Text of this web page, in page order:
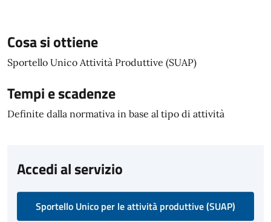
Cosa si ottiene
Sportello Unico Attività Produttive (SUAP)
Tempi e scadenze
Definite dalla normativa in base al tipo di attività
Accedi al servizio
Sportello Unico per le attività produttive (SUAP)